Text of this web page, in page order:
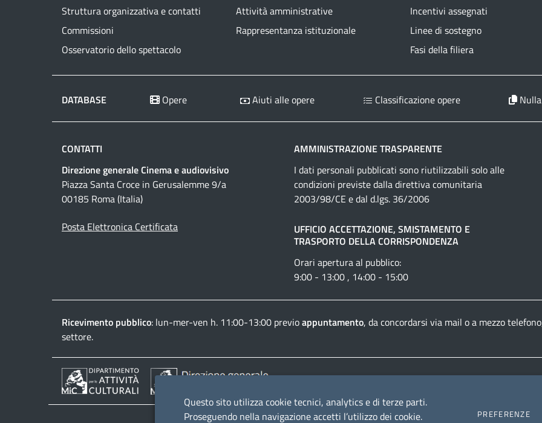
Struttura organizzativa e contatti
Commissioni
Osservatorio dello spettacolo
Attività amministrative
Rappresentanza istituzionale
Incentivi assegnati
Linee di sostegno
Fasi della filiera
DATABASE Opere Aiuti alle opere Classificazione opere
CONTATTI
Direzione generale Cinema e audiovisivo
Piazza Santa Croce in Gerusalemme 9/a
00185 Roma (Italia)
Posta Elettronica Certificata
AMMINISTRAZIONE TRASPARENTE
I dati personali pubblicati sono riutilizzabili solo alle
condizioni previste dalla direttiva comunitaria
2003/98/CE e dal d.lgs. 36/2006
UFFICIO ACCETTAZIONE, SMISTAMENTO E
TRASPORTO DELLA CORRISPONDENZA
Orari apertura al pubblico:
9:00 - 13:00 , 14:00 - 15:00
Ricevimento pubblico: lun-mer-ven h. 11:00-13:00 previoappuntamento, da concordarsi via mail o a mezzo
settore.
Questo sito utilizza cookie tecnici, analytics e di terze parti.
Proseguendo nella navigazione accetti l’utilizzo dei cookie.
PREFERENZE